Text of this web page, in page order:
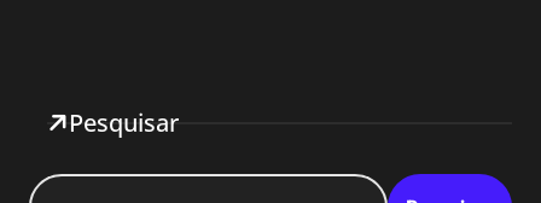
Pesquisar